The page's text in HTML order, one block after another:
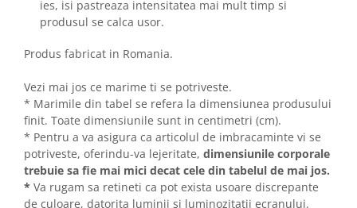
ies, isi pastreaza intensitatea mai mult timp si
produsul se calca usor.
Produs fabricat in Romania.
Vezi mai jos ce marime ti se potriveste.
* Marimile din tabel se refera la dimensiunea produsului
finit. Toate dimensiunile sunt in centimetri (cm).
* Pentru a va asigura ca articolul de imbracaminte vi se
potriveste, oferindu-va lejeritate, dimensiunile corporale
trebuie sa fie mai mici decat cele din tabelul de mai jos.
* Va rugam sa retineti ca pot exista usoare discrepante
de culoare, datorita luminii si luminozitatii ecranului.